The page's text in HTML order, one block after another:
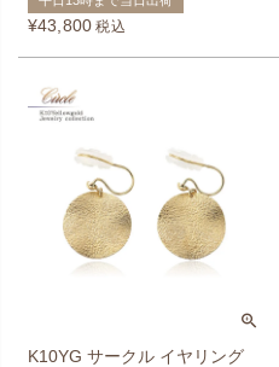
¥43,800 税込
K10YG サークル イヤリング